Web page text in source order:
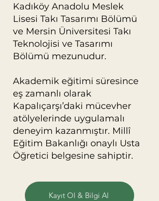
Kadıköy Anadolu Meslek
Lisesi Takı Tasarımı Bölümü
ve Mersin Üniversitesi Takı
Teknolojisi ve Tasarımı
Bölümü mezunudur.
​Akademik eğitimi süresince
eş zamanlı olarak
Kapalıçarşı’daki mücevher
atölyelerinde uygulamalı
deneyim kazanmıştır. Millî
Eğitim Bakanlığı onaylı Usta
Öğretici belgesine sahiptir.
Kayıt Ol & Bilgi Al